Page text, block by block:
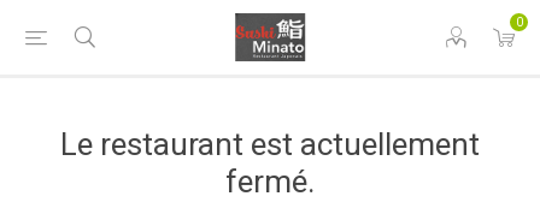
0
Le restaurant est actuellement
fermé.